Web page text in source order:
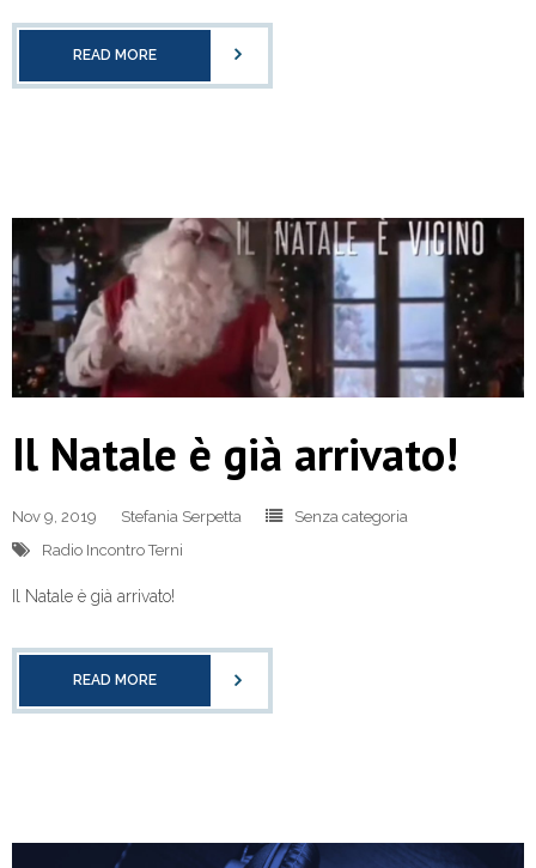
READ MORE
Il Natale è già arrivato!
Nov 9, 2019 Stefania Serpetta
Senza categoria
Radio Incontro Terni
Il Natale è già arrivato!
READ MORE